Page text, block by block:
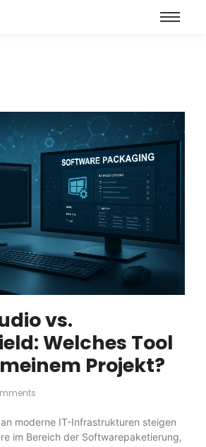
vs.
Welches Tool
Projekt?
moderne IT-Infrastrukturen steigen
im Bereich der Softwarepaketierung,